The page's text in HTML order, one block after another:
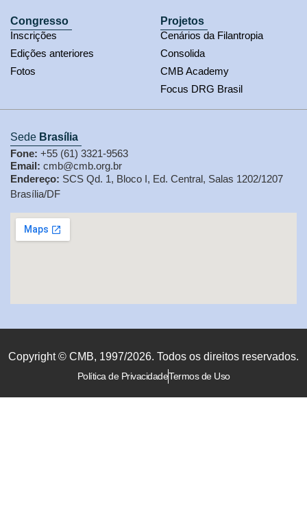
Congresso
Inscrições
Edições anteriores
Fotos
Projetos
Cenários da Filantropia
Consolida
CMB Academy
Focus DRG Brasil
Sede Brasília
Fone: +55 (61) 3321-9563
Email: cmb@cmb.org.br
Endereço: SCS Qd. 1, Bloco I, Ed. Central, Salas 1202/1207
Brasília/DF
Copyright © CMB, 1997/2026. Todos os direitos reservados.
Política de PrivacidadeTermos de Uso